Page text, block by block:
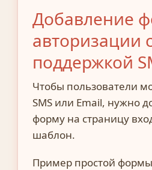
Добавление
авторизации
поддержкой
Чтобы пользователи
SMS или Email, нужно
форму на страницу
шаблон.
Пример простой